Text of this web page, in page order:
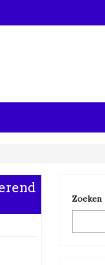
Zoeken